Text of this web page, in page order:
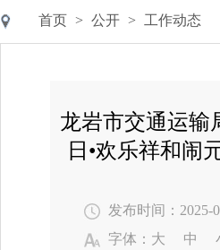
首页 > 公开 > 工作动态
龙岩市交通运输
日•欢乐祥和闹
发布时间：2025-
字体： 大 中